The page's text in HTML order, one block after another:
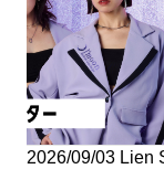
2026/09/03 Lien